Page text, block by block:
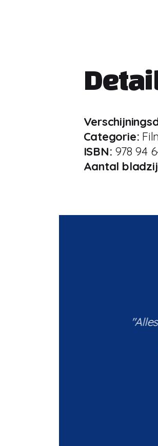
Categorie:
ISBN: 978 94
Aantal